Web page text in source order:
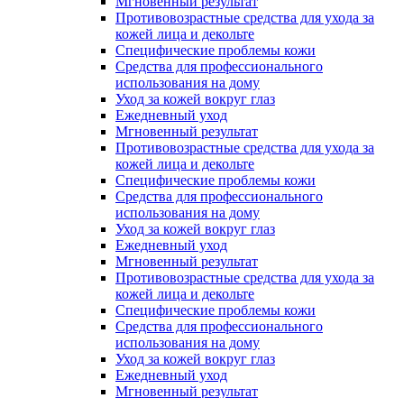
Противовозрастные средства для ухода за
кожей лица и декольте
Специфические проблемы кожи
Средства для профессионального
использования на дому
Уход за кожей вокруг глаз
Ежедневный уход
Мгновенный результат
Противовозрастные средства для ухода за
кожей лица и декольте
Специфические проблемы кожи
Средства для профессионального
использования на дому
Уход за кожей вокруг глаз
Ежедневный уход
Мгновенный результат
Противовозрастные средства для ухода за
кожей лица и декольте
Специфические проблемы кожи
Средства для профессионального
использования на дому
Уход за кожей вокруг глаз
Ежедневный уход
Мгновенный результат